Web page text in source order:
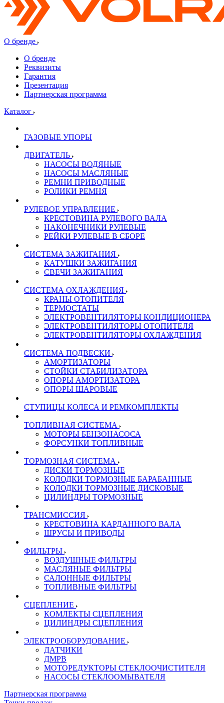
О бренде
О бренде
Реквизиты
Гарантия
Презентация
Партнерская программа
Каталог
ГАЗОВЫЕ УПОРЫ
ДВИГАТЕЛЬ
НАСОСЫ ВОДЯНЫЕ
НАСОСЫ МАСЛЯНЫЕ
РЕМНИ ПРИВОДНЫЕ
РОЛИКИ РЕМНЯ
РУЛЕВОЕ УПРАВЛЕНИЕ
КРЕСТОВИНА РУЛЕВОГО ВАЛА
НАКОНЕЧНИКИ РУЛЕВЫЕ
РЕЙКИ РУЛЕВЫЕ В СБОРЕ
СИСТЕМА ЗАЖИГАНИЯ
КАТУШКИ ЗАЖИГАНИЯ
СВЕЧИ ЗАЖИГАНИЯ
СИСТЕМА ОХЛАЖДЕНИЯ
КРАНЫ ОТОПИТЕЛЯ
ТЕРМОСТАТЫ
ЭЛЕКТРОВЕНТИЛЯТОРЫ КОНДИЦИОНЕРА
ЭЛЕКТРОВЕНТИЛЯТОРЫ ОТОПИТЕЛЯ
ЭЛЕКТРОВЕНТИЛЯТОРЫ ОХЛАЖДЕНИЯ
СИСТЕМА ПОДВЕСКИ
АМОРТИЗАТОРЫ
СТОЙКИ СТАБИЛИЗАТОРА
ОПОРЫ АМОРТИЗАТОРА
ОПОРЫ ШАРОВЫЕ
СТУПИЦЫ КОЛЕСА И РЕМКОМПЛЕКТЫ
ТОПЛИВНАЯ СИСТЕМА
МОТОРЫ БЕНЗОНАСОСА
ФОРСУНКИ ТОПЛИВНЫЕ
ТОРМОЗНАЯ СИСТЕМА
ДИСКИ ТОРМОЗНЫЕ
КОЛОДКИ ТОРМОЗНЫЕ БАРАБАННЫЕ
КОЛОДКИ ТОРМОЗНЫЕ ДИСКОВЫЕ
ЦИЛИНДРЫ ТОРМОЗНЫЕ
ТРАНСМИССИЯ
КРЕСТОВИНА КАРДАННОГО ВАЛА
ШРУСЫ И ПРИВОДЫ
ФИЛЬТРЫ
ВОЗДУШНЫЕ ФИЛЬТРЫ
МАСЛЯНЫЕ ФИЛЬТРЫ
САЛОННЫЕ ФИЛЬТРЫ
ТОПЛИВНЫЕ ФИЛЬТРЫ
СЦЕПЛЕНИЕ
КОМЛЕКТЫ СЦЕПЛЕНИЯ
ЦИЛИНДРЫ СЦЕПЛЕНИЯ
ЭЛЕКТРООБОРУДОВАНИЕ
ДАТЧИКИ
ДМРВ
МОТОРЕДУКТОРЫ СТЕКЛООЧИСТИТЕЛЯ
НАСОСЫ СТЕКЛООМЫВАТЕЛЯ
Партнерская программа